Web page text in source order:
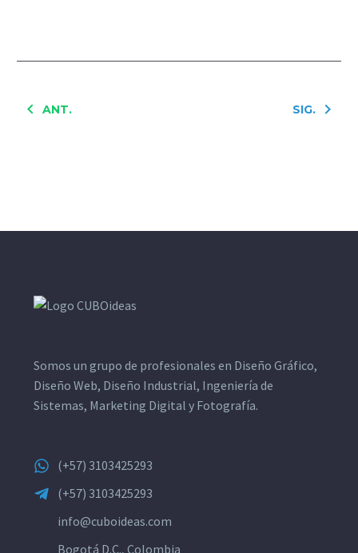
ANT. SIG.
Somos un grupo de profesionales en Diseño Gráfico,
Diseño Web, Diseño Industrial, Ingeniería de
Sistemas, Marketing Digital y Fotografía.
(+57) 3103425293
(+57) 3103425293
info@cuboideas.com
Bogotá D.C., Colombia